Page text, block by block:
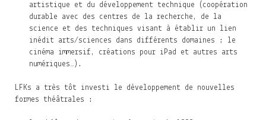
artistique et du développement technique (coopération
durable avec des centres de la recherche, de la
science et des techniques visant à établir un lien
inédit arts/sciences dans différents domaines : le
cinéma immersif, créations pour iPad et autres arts
numériques…).
LFKs a très tôt investi le développement de nouvelles
formes théâtrales :